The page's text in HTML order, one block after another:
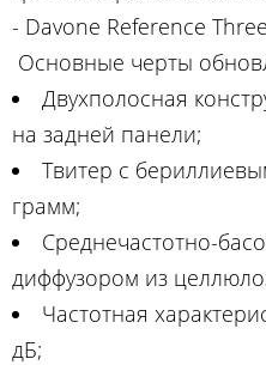
- Davone Reference
Основные черты
Двухполосная
на задней панели;
Твитер с
грамм;
Среднечастотно-
диффузором из
Частотная
дБ;